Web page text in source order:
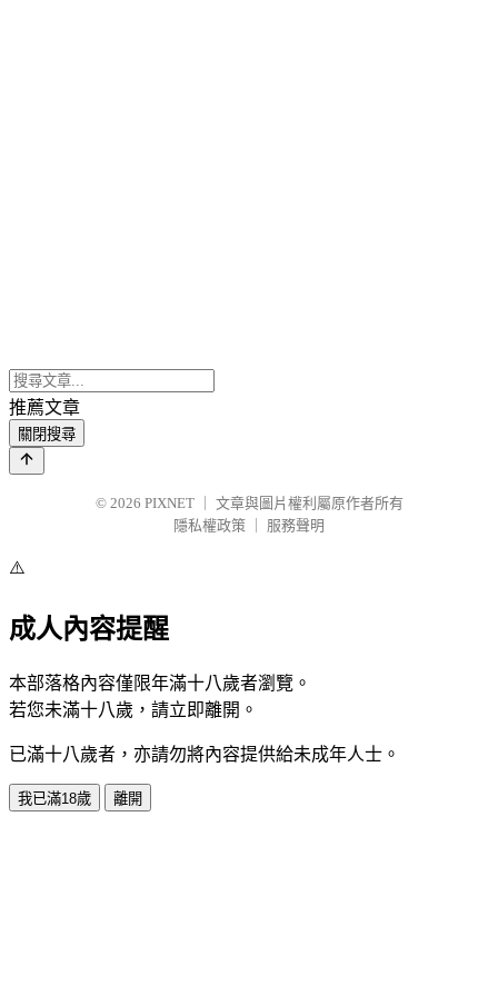
推薦文章
關閉搜尋
© 2026 PIXNET
文章與圖片權利屬原作者所有
隱私權政策
服務聲明
⚠️
成人內容提醒
本部落格內容僅限年滿十八歲者瀏覽。
若您未滿十八歲，請立即離開。
已滿十八歲者，亦請勿將內容提供給未成年人士。
我已滿18歲 離開